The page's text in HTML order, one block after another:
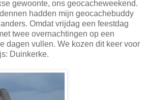
gewoonte, ons geocacheweekend.
hadden mijn geocachebuddy
Omdat vrijdag een feestdag
twee overnachtingen op een
dagen vullen. We kozen dit keer voor
Duinkerke.